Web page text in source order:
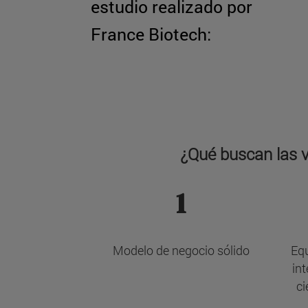
estudio realizado por
France Biotech:
¿Qué buscan las
1
Modelo de negocio sólido